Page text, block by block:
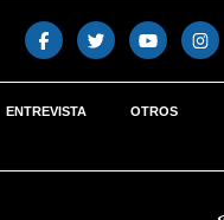
ENTREVISTA OTROS